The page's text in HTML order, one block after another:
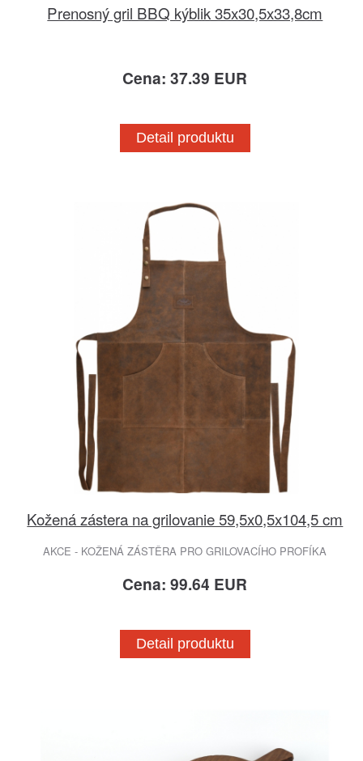
Prenosný gril BBQ kýblik 35x30,5x33,8cm
Cena: 37.39 EUR
Detail produktu
Kožená zástera na grilovanie 59,5x0,5x104,5 cm
AKCE - KOŽENÁ ZÁSTĚRA PRO GRILOVACÍHO PROFÍKA
Cena: 99.64 EUR
Detail produktu